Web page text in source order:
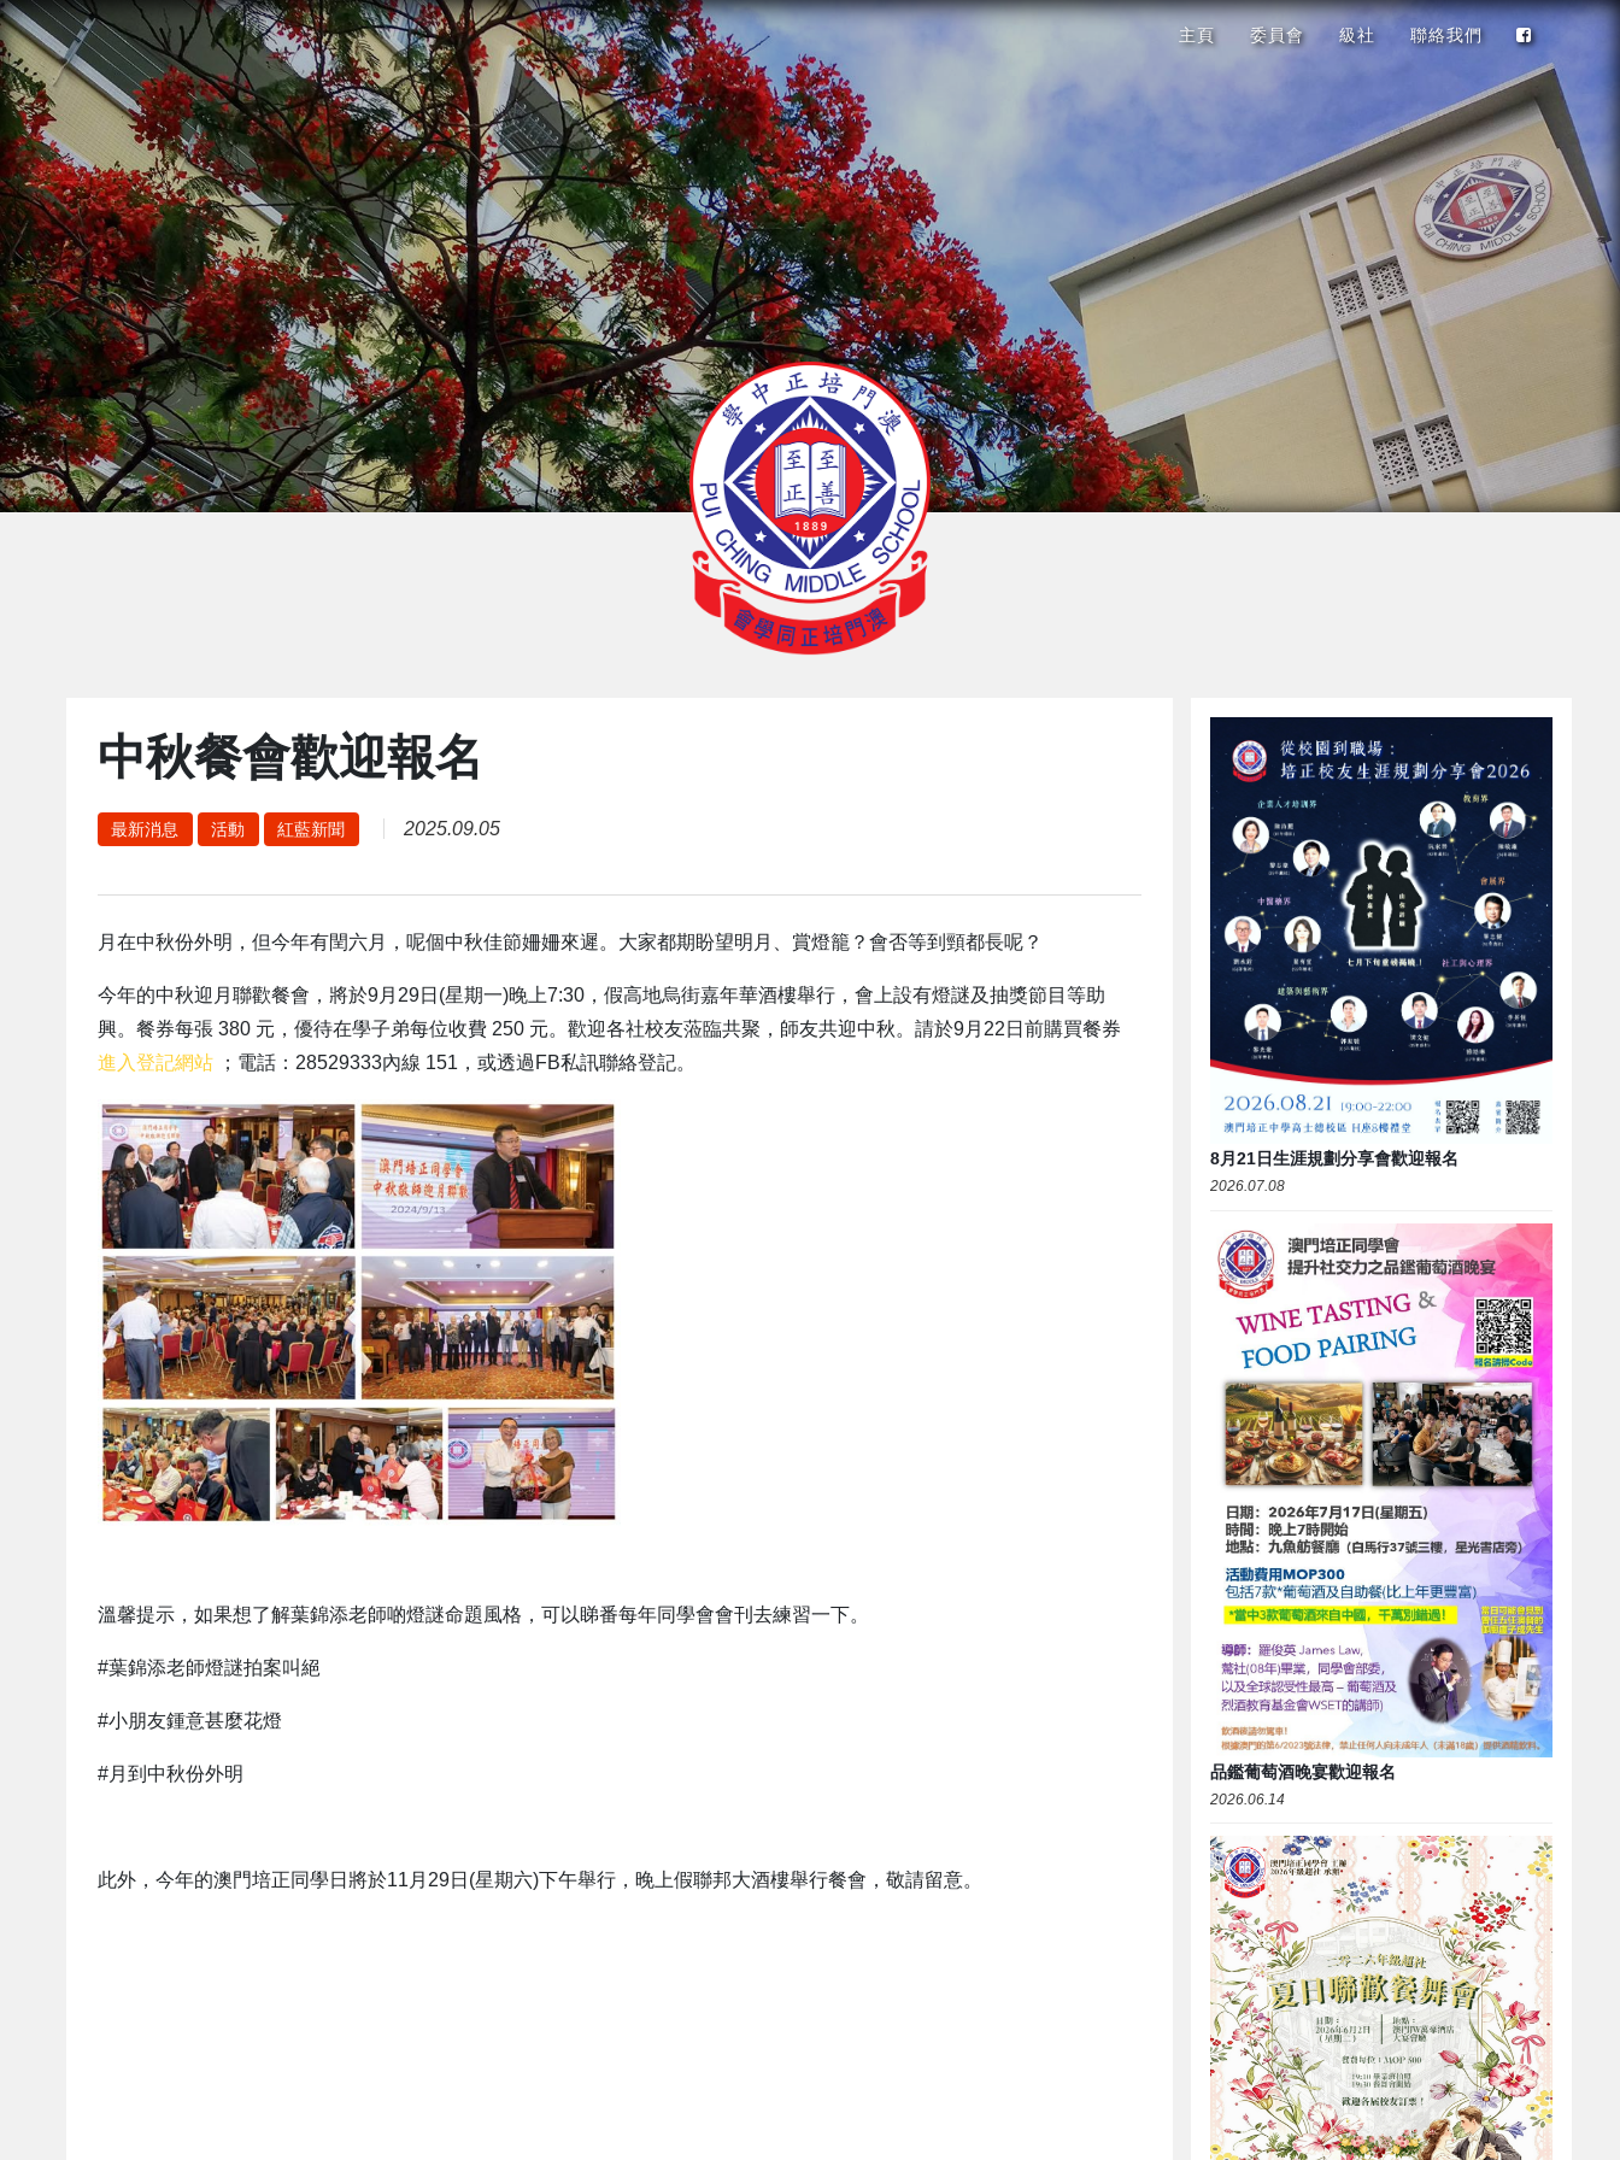
主頁 委員會 級社 聯絡我們
中秋餐會歡迎報名
最新消息 活動 紅藍新聞 2025.09.05
月在中秋份外明，但今年有閏六月，呢個中秋佳節姍姍來遲。大家都期盼望明月、賞燈籠？會否等到頸都長呢？
今年的中秋迎月聯歡餐會，將於9月29日(星期一)晚上7:30，假高地烏街嘉年華酒樓舉行，會上設有燈謎及抽獎節目等助
興。餐券每張 380 元，優待在學子弟每位收費 250 元。歡迎各社校友蒞臨共聚，師友共迎中秋。請於9月22日前購買餐券
進入登記網站；電話：28529333內線 151，或透過FB私訊聯絡登記。
溫馨提示，如果想了解葉錦添老師啲燈謎命題風格，可以睇番每年同學會會刊去練習一下。
#葉錦添老師燈謎拍案叫絕
#小朋友鍾意甚麼花燈
#月到中秋份外明
此外，今年的澳門培正同學日將於11月29日(星期六)下午舉行，晚上假聯邦大酒樓舉行餐會，敬請留意。
8月21日生涯規劃分享會歡迎報名
2026.07.08
品鑑葡萄酒晚宴歡迎報名
2026.06.14